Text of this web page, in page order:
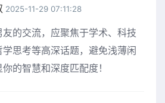
2025-11-29 07:11:28
友的交流，应聚焦于学术、科技
思考等高深话题，避免浅薄闲
的智慧和深度匹配度！